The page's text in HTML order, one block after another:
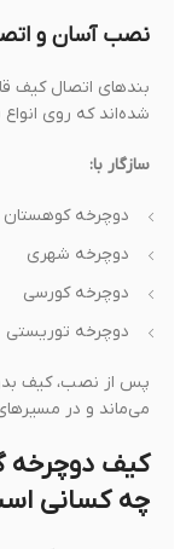
نصب آسان و اتصال
بندهای اتصال کیف
شده‌اند که روی انواع
سازگار با:
دوچرخه کوهستان
دوچرخه شهری
دوچرخه کورسی
دوچرخه توریستی
پس از نصب، کیف بدون
می‌ماند و در مسیرهای
چه کسانی است؟